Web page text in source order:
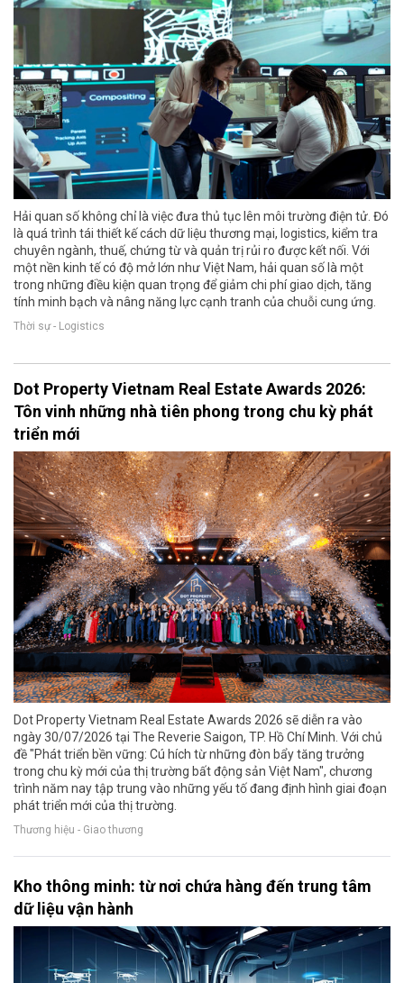
Hải quan số không chỉ là việc đưa thủ tục lên môi trường điện tử. Đó
là quá trình tái thiết kế cách dữ liệu thương mại, logistics, kiểm tra
chuyên ngành, thuế, chứng từ và quản trị rủi ro được kết nối. Với
một nền kinh tế có độ mở lớn như Việt Nam, hải quan số là một
trong những điều kiện quan trọng để giảm chi phí giao dịch, tăng
tính minh bạch và nâng năng lực cạnh tranh của chuỗi cung ứng.
Thời sự - Logistics
Dot Property Vietnam Real Estate Awards 2026:
Tôn vinh những nhà tiên phong trong chu kỳ phát
triển mới
Dot Property Vietnam Real Estate Awards 2026 sẽ diễn ra vào
ngày 30/07/2026 tại The Reverie Saigon, TP. Hồ Chí Minh. Với chủ
đề "Phát triển bền vững: Cú hích từ những đòn bẩy tăng trưởng
trong chu kỳ mới của thị trường bất động sản Việt Nam", chương
trình năm nay tập trung vào những yếu tố đang định hình giai đoạn
phát triển mới của thị trường.
Thương hiệu - Giao thương
Kho thông minh: từ nơi chứa hàng đến trung tâm
dữ liệu vận hành